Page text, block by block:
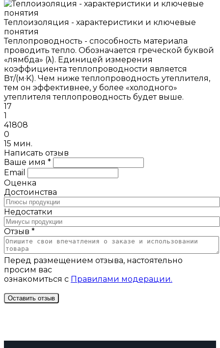
Теплоизоляция - характеристики и ключевые
понятия
Теплопроводность - способность материала
проводить тепло. Обозначается греческой буквой
«лямбда» (λ). Единицей измерения
коэффициента теплопроводности является
Вт/(м·K). Чем ниже теплопроводность утеплителя,
тем он эффективнее, у более «холодного»
утеплителя теплопроводность будет выше.
17
1
41808
0
15 мин.
Написать отзыв
Ваше имя *
Email
Оценка
Достоинства
Недостатки
Отзыв *
Перед размещением отзыва, настоятельно
просим вас
ознакомиться с Правилами модерации.